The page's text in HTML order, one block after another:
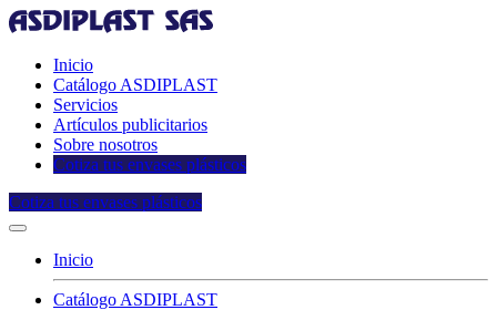
Inicio
Catálogo ASDIPLAST
Servicios
Artículos publicitarios
Sobre nosotros
Cotiza tus envases plásticos
Cotiza tus envases plásticos
Inicio
Catálogo ASDIPLAST